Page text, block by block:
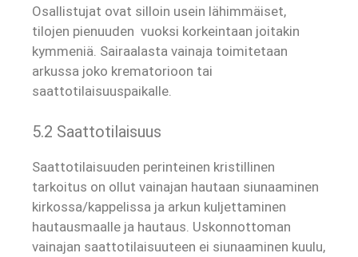
Osallistujat ovat silloin usein lähimmäiset,
tilojen pienuuden vuoksi korkeintaan joitakin
kymmeniä. Sairaalasta vainaja toimitetaan
arkussa joko krematorioon tai
saattotilaisuuspaikalle.
5.2 Saattotilaisuus
Saattotilaisuuden perinteinen kristillinen
tarkoitus on ollut vainajan hautaan siunaaminen
kirkossa/kappelissa ja arkun kuljettaminen
hautausmaalle ja hautaus. Uskonnottoman
vainajan saattotilaisuuteen ei siunaaminen kuulu,